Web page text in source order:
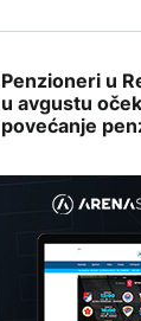
Penzioneri u
u avgustu
povećanje